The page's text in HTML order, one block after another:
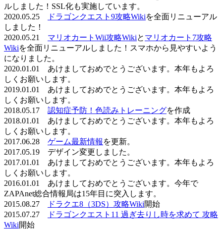
ルしました！SSL化も実施しています。
2020.05.25
ドラゴンクエスト9攻略Wikiを全面リニューアル
しました！
2020.05.21 マリオカートWii攻略Wikiと マリオカート7攻略
Wikiを全面リニューアルしました！スマホから見やすいよう
になりました。
2020.01.01 あけましておめでとうございます。本年もよろ
しくお願いします。
2019.01.01 あけましておめでとうございます。本年もよろ
しくお願いします。
2018.05.17 認知症予防！色読みトレーニングを作成
2018.01.01 あけましておめでとうございます。本年もよろ
しくお願いします。
2017.06.28 ゲーム最新情報 を更新。
2017.05.19 デザイン変更しました。
2017.01.01 あけましておめでとうございます。本年もよろ
しくお願いします。
2016.01.01 あけましておめでとうございます。今年で
ZAPAnet総合情報局は15年目に突入します。
2015.08.27
ドラクエ8（3DS）攻略Wiki開始
2015.07.27
ドラゴンクエスト11 過ぎ去りし時を求めて 攻略
Wiki開始